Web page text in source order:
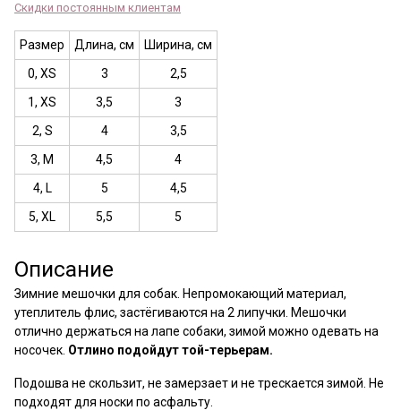
Скидки постоянным клиентам
Размер Длина, см
Ширина, см
0, XS
3
2,5
1, XS
3,5
3
2, S
4
3,5
3, M
4,5
4
4, L
5
4,5
5, XL
5,5 5
Описание
Зимние мешочки для собак. Непромокающий материал,
утеплитель флис, застёгиваются на 2 липучки. Мешочки
отлично держаться на лапе собаки, зимой можно одевать на
носочек. Отлино подойдут той-терьерам.
Подошва не скользит, не замерзает и не трескается зимой. Не
подходят для носки по асфальту.